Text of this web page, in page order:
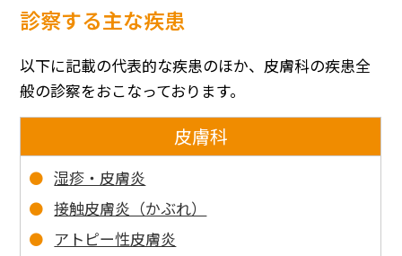
診察する主な疾患
以下に記載の代表的な疾患のほか、皮膚科の疾患全
般の診察をおこなっております。
皮膚科
湿疹・皮膚炎
接触皮膚炎（かぶれ）
アトピー性皮膚炎